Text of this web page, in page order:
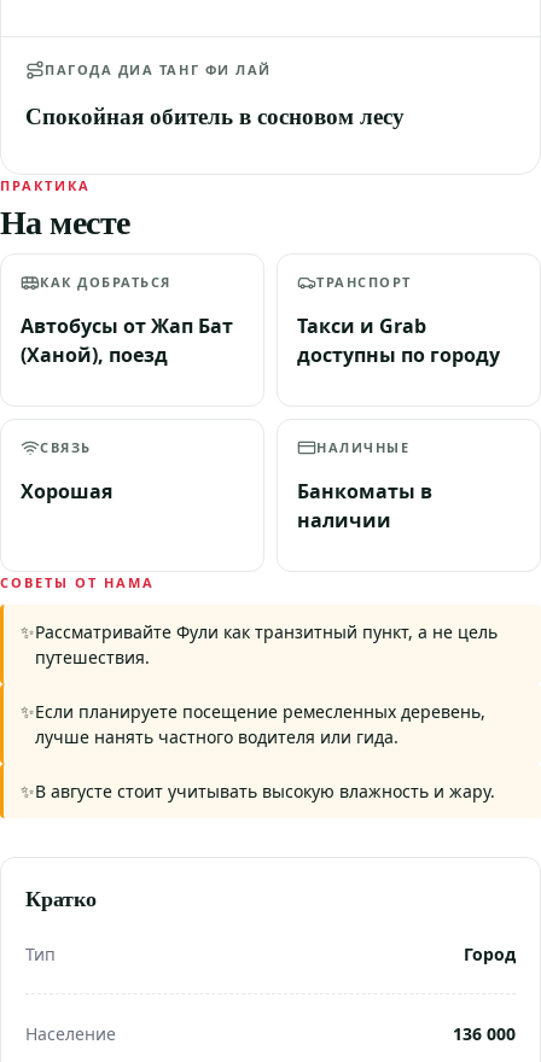
ПАГОДА ДИА ТАНГ ФИ ЛАЙ
Спокойная обитель в сосновом лесу
ПРАКТИКА
На месте
КАК ДОБРАТЬСЯ
Автобусы от Жап Бат
(Ханой), поезд
ТРАНСПОРТ
Такси и Grab
доступны по городу
СВЯЗЬ
Хорошая
НАЛИЧНЫЕ
Банкоматы в
наличии
СОВЕТЫ ОТ НАМА
Рассматривайте Фули как транзитный пункт, а не цель
путешествия.
Если планируете посещение ремесленных деревень,
лучше нанять частного водителя или гида.
В августе стоит учитывать высокую влажность и жару.
Кратко
Тип Город
Население 136 000